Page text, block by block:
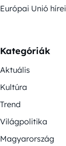
Európai Unió hírei
Kategóriák
Aktuális
Kultúra
Trend
Világpolitika
Magyarország